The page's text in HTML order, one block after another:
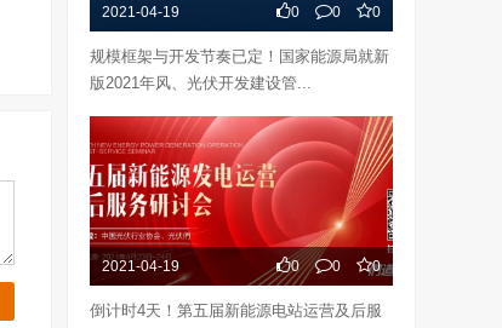
2021-04-19 0 0 0
规模框架与开发节奏已定！国家能源局就新
版2021年风、光伏开发建设管...
2021-04-19 0 0 0
倒计时4天！第五届新能源电站运营及后服